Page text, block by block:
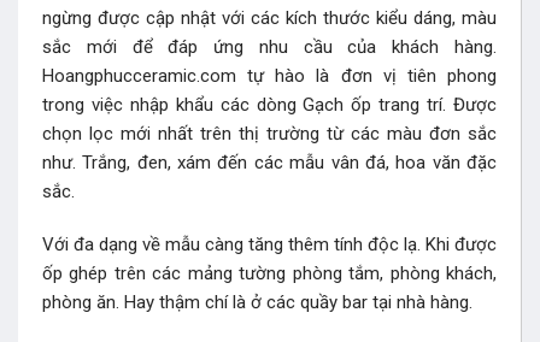
ngừng được cập nhật với các kích thước kiểu dáng, màu
sắc mới để đáp ứng nhu cầu của khách hàng.
Hoangphucceramic.com tự hào là đơn vị tiên phong
trong việc nhập khẩu các dòng Gạch ốp trang trí. Được
chọn lọc mới nhất trên thị trường từ các màu đơn sắc
như. Trắng, đen, xám đến các mẫu vân đá, hoa văn đặc
sắc.
Với đa dạng về mẫu càng tăng thêm tính độc lạ. Khi được
ốp ghép trên các mảng tường phòng tắm, phòng khách,
phòng ăn. Hay thậm chí là ở các quầy bar tại nhà hàng.